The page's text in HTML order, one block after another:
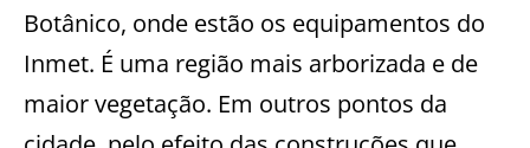
Botânico, onde estão os equipamentos do
Inmet. É uma região mais arborizada e de
maior vegetação. Em outros pontos da